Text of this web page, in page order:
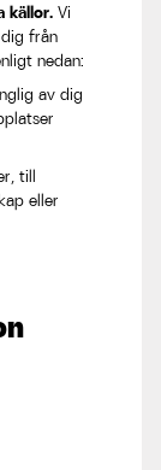
källor. Vi
från
nedan:
av dig
till
eller